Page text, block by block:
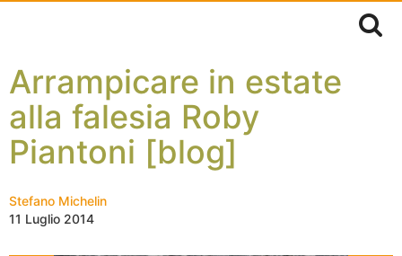
Arrampicare in estate
alla falesia Roby
Piantoni [blog]
Stefano Michelin
11 Luglio 2014